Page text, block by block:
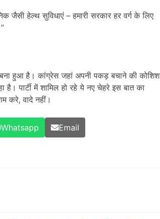
जैसी हेल्थ सुविधाएं – हमारी सरकार हर वर्ग के लिए
बना हुआ है। कांग्रेस जहां अपनी पकड़ बचाने की कोशिश
पार्टी में शामिल हो रहे ये नए चेहरे इस बात का
करे, वादे नहीं।
Whatsapp Email